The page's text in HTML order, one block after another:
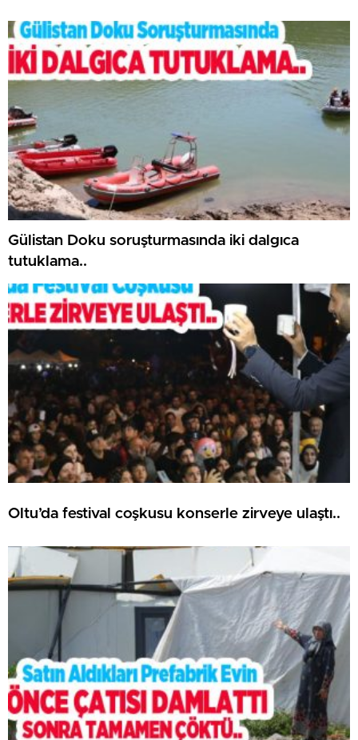
Gülistan Doku soruşturmasında iki dalgıca
tutuklama..
Oltu’da festival coşkusu konserle zirveye ulaştı..